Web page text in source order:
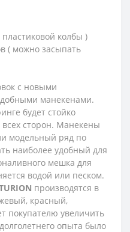
колбы )
( можно засыпать
с новыми
манекенами.
будет стойко
сторон. Манекены
модельный ряд по
наиболее удобный для
мешка для
водой или песком.
производятся в
красный,
покупателю увеличить
опыта было